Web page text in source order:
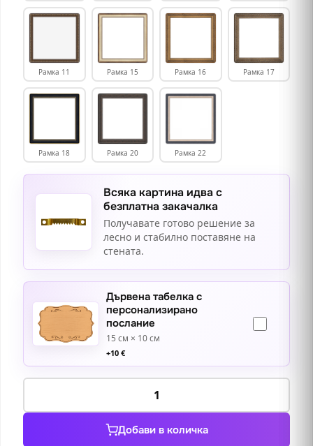
Рамка 11 Рамка 15 Рамка 16 Рамка 17
Рамка 18 Рамка 20 Рамка 22
Всяка картина идва с
безплатна закачалка
Получавате готово решение за
лесно и стабилно поставяне на
стената.
Дървена табелка с
персонализирано
послание
15 см × 10 см
+10 €
количество
Богат
Добави в количка